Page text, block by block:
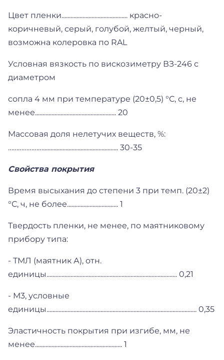
Цвет пленки............................................ красно-
коричневый, серый, голубой, желтый, черный,
возможна колеровка по RAL
Условная вязкость по вискозиметру ВЗ-246 с
диаметром
сопла 4 мм при температуре (20±0,5) °С, с, не
менее...................................................... 20
Массовая доля нелетучих веществ, %:
………………….................................................. 30-35
Свойства покрытия
Время высыхания до степени 3 при темп. (20±2)
°С, ч, не более.................................. 1
Твердость пленки, не менее, по маятниковому
прибору типа:
- ТМЛ (маятник А), отн.
единицы....................................................................................... 0,21
- М3, условные
единицы.................................................................................................... 0,35
Эластичность покрытия при изгибе, мм, не
менее.......................................................... 1